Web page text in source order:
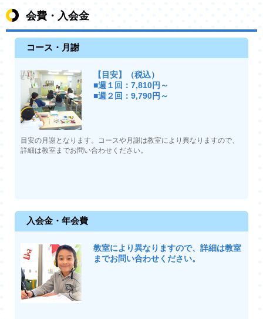
会費・入会金
コース・月謝
【目安】（税込）
■週１回：7,810円～
■週２回：9,790円～
目安の月謝となります。コースや月謝は教室により異なりますので、
詳細は教室までお問い合わせください。
入会金・年会費
教室により異なりますので、詳細は教室
までお問い合わせください。